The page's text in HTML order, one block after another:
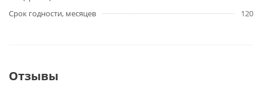
Срок годности, месяцев
120
Отзывы